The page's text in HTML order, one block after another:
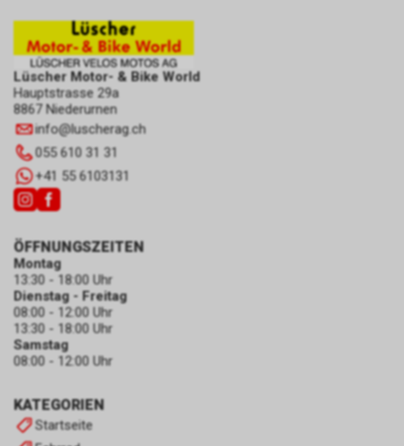
Lüscher Motor- & Bike World
Hauptstrasse 29a
8867 Niederurnen
info@luscherag.ch
055 610 31 31
+41 55 6103131
KATEGORIEN
Startseite
ÖFFNUNGSZEITEN
Montag
13:30 - 18:00 Uhr
Dienstag - Freitag
08:00 - 12:00 Uhr
13:30 - 18:00 Uhr
Samstag
08:00 - 12:00 Uhr